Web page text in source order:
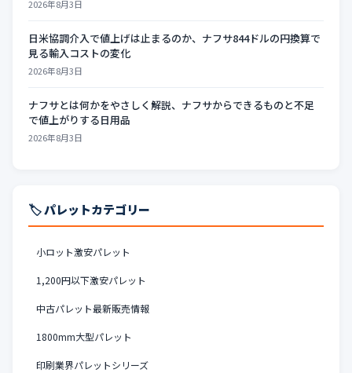
2026年8月3日
日米協調介入で値上げは止まるのか、ナフサ844ドルの円換算で
見る輸入コストの変化
2026年8月3日
ナフサとは何かをやさしく解説、ナフサからできるものと不足
で値上がりする日用品
2026年8月3日
🏷️ パレットカテゴリー
小ロット激安パレット
1,200円以下激安パレット
中古パレット最新販売情報
1800mm大型パレット
印刷業界パレットシリーズ